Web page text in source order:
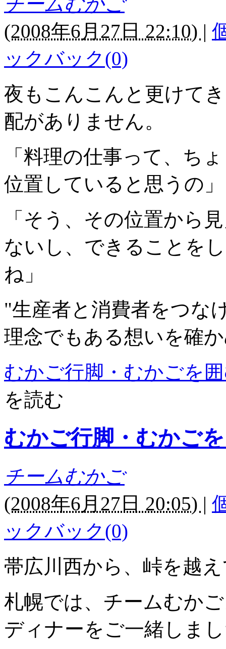
(2008年6月27日 22:10) |
ックバック(0)
夜もこんこんと更けて
配がありません。
「料理の仕事って、ち
位置していると思うの」
「そう、その位置から
ないし、できることを
ね」
"生産者と消費者をつな
理念でもある想いを確
むかご行脚・むかごを
を読む
むかご行脚・むかご
チームむかご
(2008年6月27日 20:05) |
ックバック(0)
帯広川西から、峠を越
札幌では、チームむか
ディナーをご一緒しま